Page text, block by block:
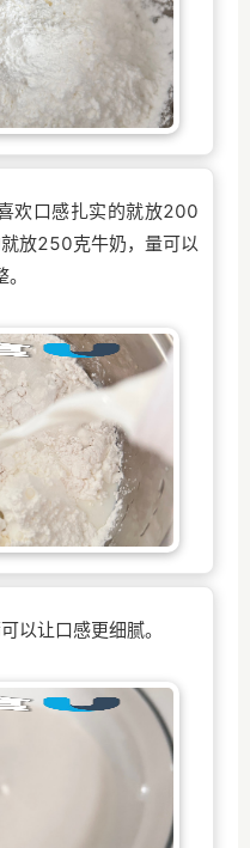
欢口感扎实的就放200
放250克牛奶，量可以
以让口感更细腻。